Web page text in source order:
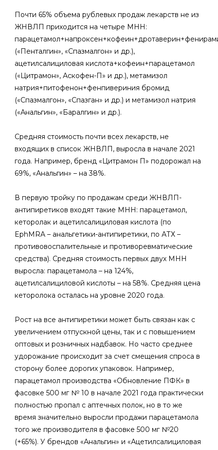
Почти 65% объема рублевых продаж лекарств не из
ЖНВЛП приходится на четыре МНН:
(«Пенталгин», «Спазмалгон» и др.),
ацетилсалициловая кислота+кофеин+парацетамол
(«Цитрамон», Аскофен-П» и др.), метамизол
натрия+питофенон+фенпивериния бромид
(«Спазмалгон», «Спазган» и др.) и метамизол натрия
(«Анальгин», «Баралгин» и др.).
Средняя стоимость почти всех лекарств, не
входящих в список ЖНВЛП, выросла в начале 2021
года. Например, бренд «Цитрамон П» подорожал на
69%, «Анальгин» – на 38%.
В первую тройку по продажам среди ЖНВЛП-
антипиретиков входят такие МНН: парацетамол,
кеторолак и ацетилсалициловая кислота (по
EphMRA – анальгетики-антипиретики, по АТХ –
противовоспалительные и противоревматические
средства). Средняя стоимость первых двух МНН
выросла: парацетамола – на 124%,
ацетилсалициловой кислоты – на 58%. Средняя цена
кеторолока осталась на уровне 2020 года.
Рост на все антипиретики может быть связан как с
увеличением отпускной цены, так и с повышением
оптовых и розничных надбавок. Но часто среднее
удорожание происходит за счет смещения спроса в
сторону более дорогих упаковок. Например,
парацетамол производства «Обновление ПФК» в
фасовке 500 мг № 10 в начале 2021 года практически
полностью пропал с аптечных полок, но в то же
время значительно выросли продажи парацетамола
того же производителя в фасовке 500 мг №20
(+65%). У брендов «Анальгин» и «Ацетилсалициловая